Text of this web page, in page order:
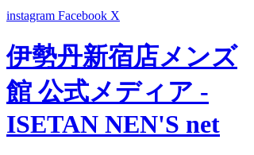
instagram Facebook X
伊勢丹新宿店メンズ
館 公式メディア -
ISETAN NEN'S net